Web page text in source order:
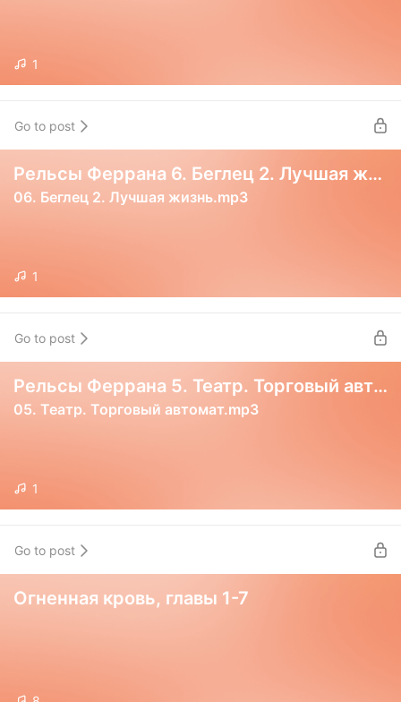
1
Go to post
Рельсы Феррана 6. Беглец 2. Лучшая жизнь
06. Беглец 2. Лучшая жизнь.mp3
1
Go to post
Рельсы Феррана 5. Театр. Торговый автомат
05. Театр. Торговый автомат.mp3
1
Go to post
Огненная кровь, главы 1-7